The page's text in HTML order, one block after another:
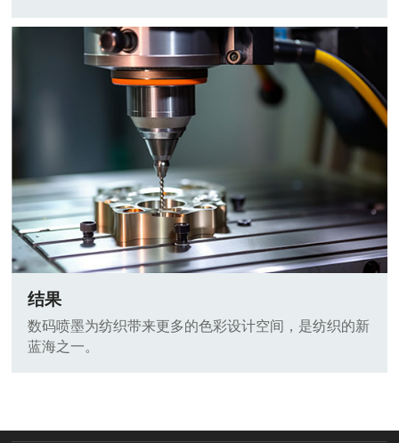
结果
数码喷墨为纺织带来更多的色彩设计空间，是纺织的新
蓝海之一。